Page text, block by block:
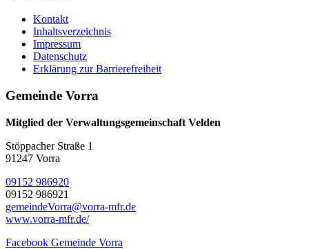
Kontakt
Inhaltsverzeichnis
Impressum
Datenschutz
Erklärung zur Barrierefreiheit
Gemeinde Vorra
Mitglied der Verwaltungsgemeinschaft Velden
Stöppacher Straße 1
91247 Vorra
09152 986920
09152 986921
gemeindeVorra@vorra-mfr.de
www.vorra-mfr.de/
Facebook Gemeinde Vorra